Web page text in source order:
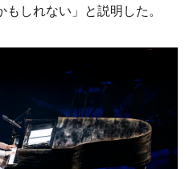
しれない」と説明した。